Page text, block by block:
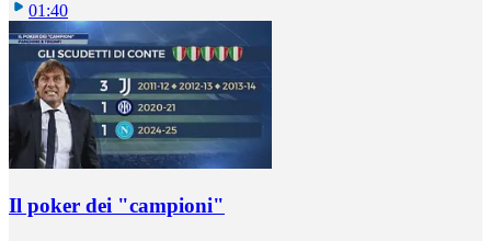
01:40
Il poker dei "campioni"